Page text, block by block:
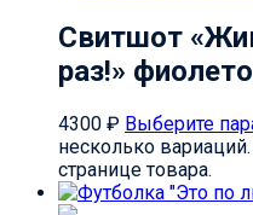
Свитшот
раз!»
4300 ₽ Выберите
несколько
странице товара.